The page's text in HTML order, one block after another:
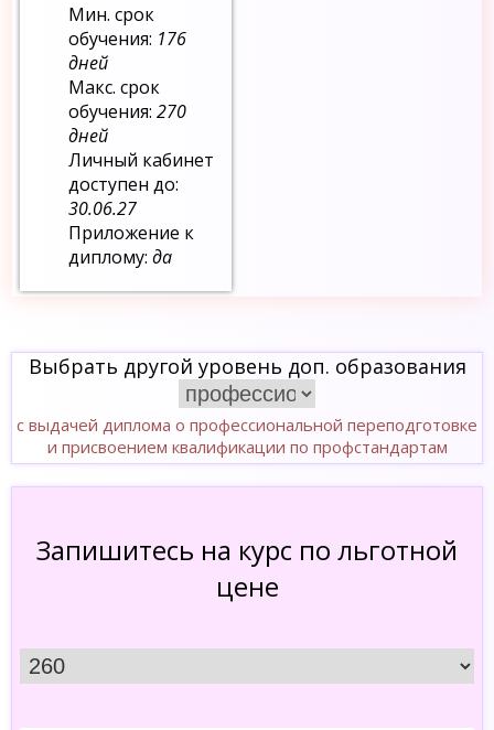
Мин. срок
обучения: 176
дней
Макс. срок
обучения:270
дней
Личный кабинет
доступен до:
30.06.27
Приложение к
диплому:да
Выбрать другой уровень доп. образования
с выдачей диплома о профессиональной переподготовке
и присвоением квалификации по профстандартам
Запишитесь на курс по льготной
цене